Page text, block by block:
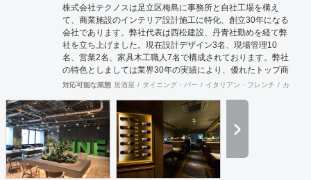
株式会社テクノスは足立区梅島に事務所と自社工場を構え
て、商業施設のインテリア設計施工に特化、創立30年になる
会社であります。弊社代表は西松建設、丹青社勤めを経て弊
社を立ち上げました。現在設計デザイン3名、現場管理10
名、営業2名、家具木工職人7名で構成されております。弊社
の特色としましては業界30年の実績により、優れたトップ商
空間デザイナーさん達と幅広いパイプを持っており、お客様
コラボによって、より高いレベルのご提案ならびにご対応を
行うことが可能な体制を整えております。またデザイン設計
から自社製造までワンストップで対応可能な為、きめ細かな
対応とスピディー性、そして品質の安定性と流通マージンを
抑えたコスト低減を売りとしております。さらに自社に職人
を抱えていることからアフターケアもしっかりとした対応が
対応可能な業態 居酒屋 ダイニング・バー イタリアン・フレンチ カフェ